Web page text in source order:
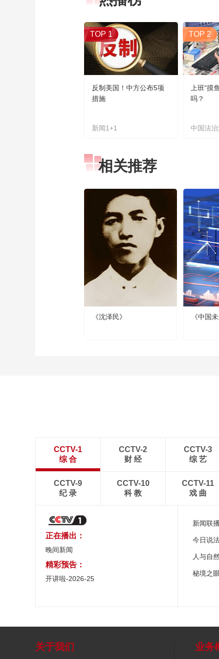
TOP 1
反制美国！中方公布5项
措施
新闻1+1
TOP 2
上班“摸
吗？
中国法
相关推荐
《沈泽民》 《中国
CCTV-1
综 合
CCTV-2
财 经
CCTV-3
综 艺
CCTV-9
纪 录
CCTV-10
科 教
CCTV-11
戏 曲
正在播出：
晚间新闻
精彩预告：
开讲啦-2026-25
新闻联
今日说
人与自
秘境之
关于我们 业务